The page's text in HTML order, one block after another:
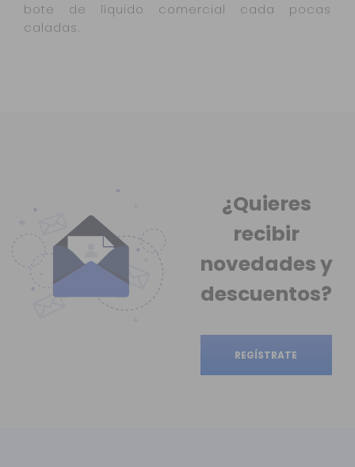
bote de líquido comercial cada pocas
caladas.
¿Quieres
recibir
novedadesy
descuentos?
REGÍSTRATE